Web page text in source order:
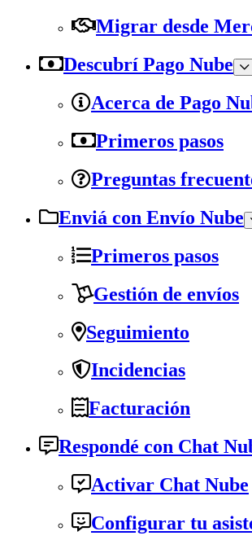
Migrar desde
Descubrí Pago Nube
Acerca de Pago
Primeros pasos
Preguntas
Enviá con Envío Nube
Primeros pasos
Gestión de envíos
Seguimiento
Incidencias
Facturación
Respondé con Chat
Activar Chat Nube
Configurar tu